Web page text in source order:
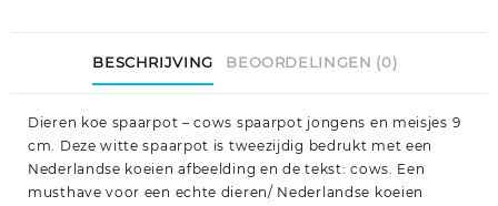
BESCHRIJVING BEOORDELINGEN (0)
Dieren koe spaarpot – cows spaarpot jongens en meisjes 9
cm. Deze witte spaarpot is tweezijdig bedrukt met een
Nederlandse koeien afbeelding en de tekst: cows. Een
musthave voor een echte dieren/ Nederlandse koeien